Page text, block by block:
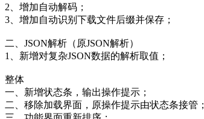
2、增加自动解码；
3、增加自动识别下载文件后缀并保存；
二、JSON解析（原JSON解析）
1、新增对复杂JSON数据的解析取值；
整体
一、新增状态条，输出操作提示；
二、移除加载界面，原操作提示由状态条接管；